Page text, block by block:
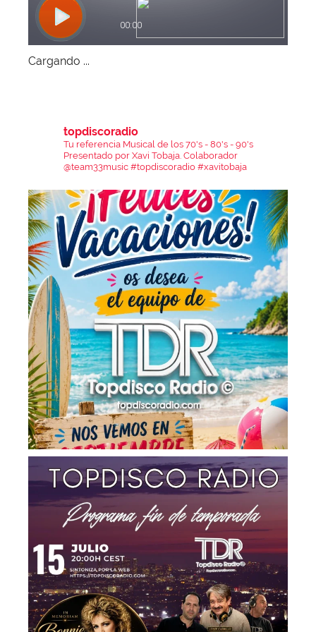
Cargando ...
topdiscoradio
Tu referencia Musical de los 70's - 80's - 90's
Presentado por Xavi Tobaja. Colaborador
@team33music #topdiscoradio #xavitobaja